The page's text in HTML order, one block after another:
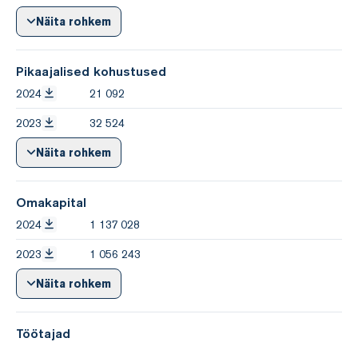
Näita rohkem
Pikaajalised kohustused
2024 21 092
2023 32 524
Näita rohkem
Omakapital
2024 1 137 028
2023 1 056 243
Näita rohkem
Töötajad